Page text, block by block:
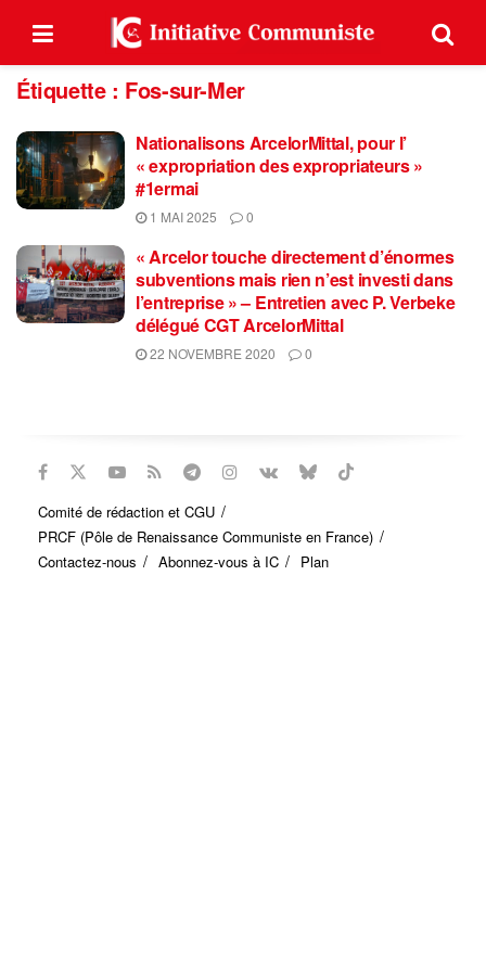
Étiquette : Fos-sur-Mer
Nationalisons ArcelorMittal, pour l’
« expropriation des expropriateurs »
#1ermai
1 MAI 2025 0
« Arcelor touche directement d’énormes
subventions mais rien n’est investi dans
l’entreprise » – Entretien avec P. Verbeke
délégué CGT ArcelorMittal
22 NOVEMBRE 2020 0
Comité de rédaction et CGU
PRCF (Pôle de Renaissance Communiste en France)
Contactez-nous
Abonnez-vous à IC Plan